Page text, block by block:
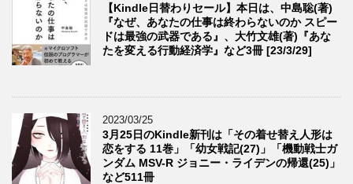
【Kindle日替わりセール】本日は、中島聡(著)
『なぜ、あなたの仕事は終わらないのか スピー
ドは最強の武器である』、大竹文雄(著)『あな
たを変える行動経済学』など3冊 [23/3/29]
2023/03/25
3月25日のKindle新刊は「その着せ替え人形は
恋をする 11巻」「幼女戦記(27)」「機動戦士ガ
ンダム MSV-R ジョニー・ライデンの帰還(25)」
など511冊